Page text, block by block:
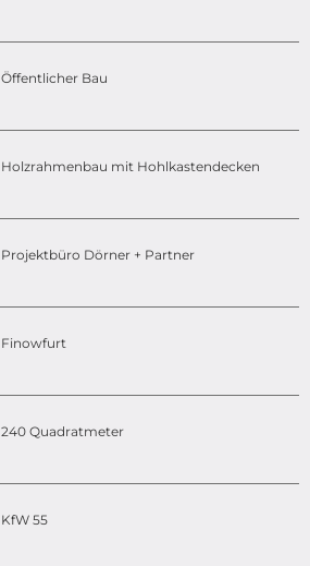
Öffentlicher Bau
Holzrahmenbau mit Hohlkastendecken
Projektbüro Dörner + Partner
Finowfurt
240 Quadratmeter
KfW 55